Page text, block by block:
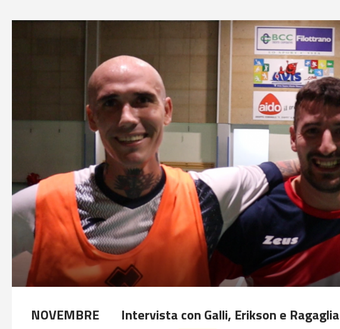
NOVEMBRE Intervista con Galli, Erikson e Ragaglia